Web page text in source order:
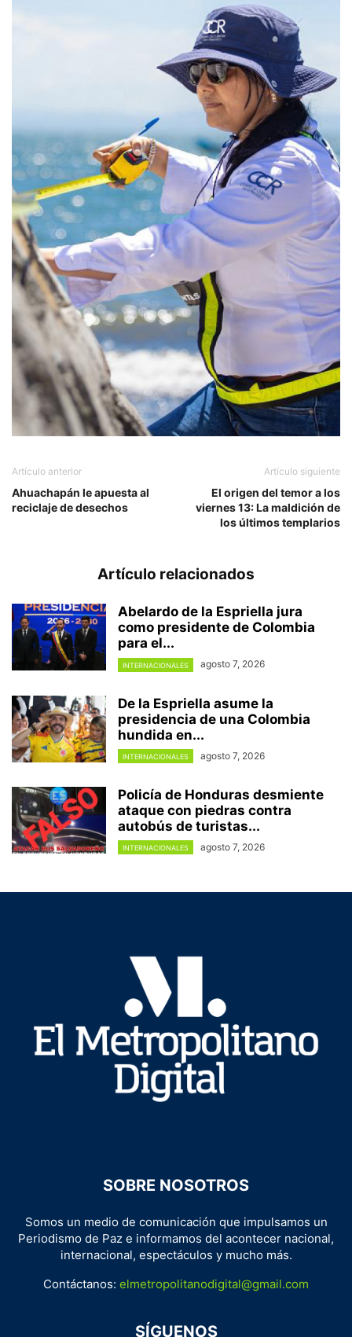
Artículo anterior
Ahuachapán le apuesta al
reciclaje de desechos
Artículo siguiente
El origen del temor a los
viernes 13: La maldición de
los últimos templarios
Artículo relacionados
Abelardo de la Espriella jura
como presidente de Colombia
para el...
INTERNACIONALES agosto 7, 2026
De la Espriella asume la
presidencia de una Colombia
hundida en...
INTERNACIONALES agosto 7, 2026
Policía de Honduras desmiente
ataque con piedras contra
autobús de turistas...
INTERNACIONALES agosto 7, 2026
SOBRE NOSOTROS
Somos un medio de comunicación que impulsamos un
Periodismo de Paz e informamos del acontecer nacional,
internacional, espectáculos y mucho más.
Contáctanos: elmetropolitanodigital@gmail.com
SÍGUENOS